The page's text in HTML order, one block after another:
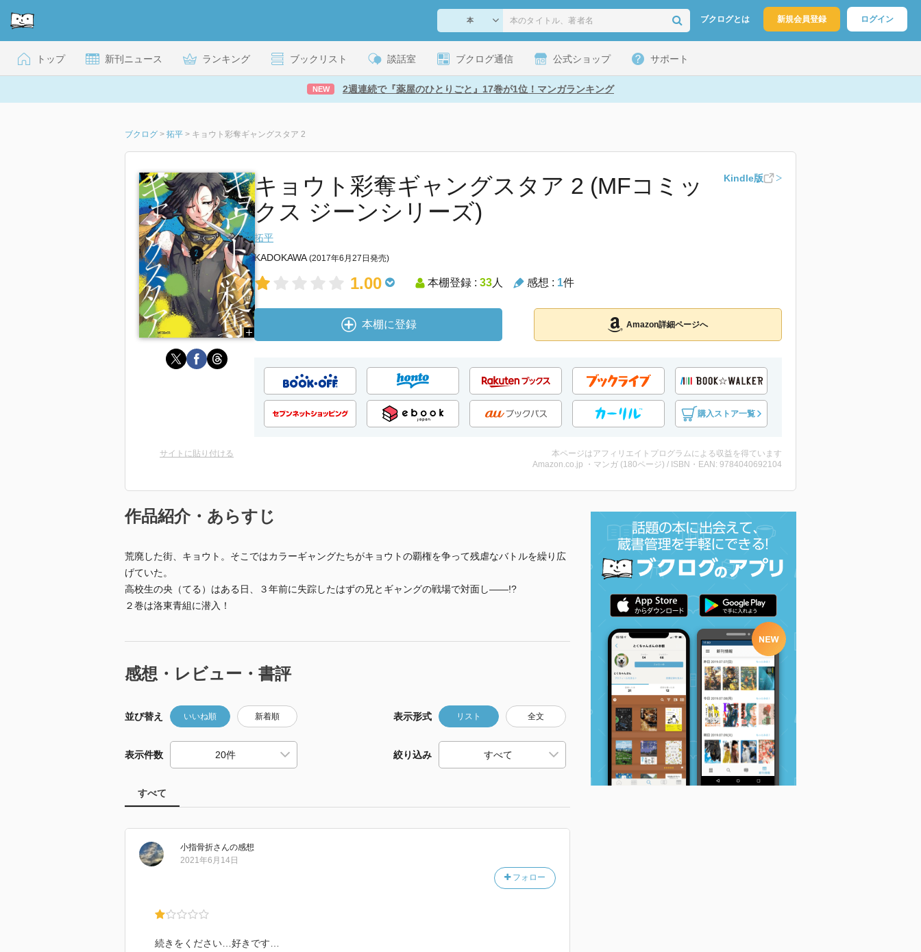
ブクログとは 新規会員登録 ログイン
トップ 新刊ニュース ランキング ブックリスト 談話室 ブクログ通信 公式ショップ サポート
NEW 2週連続で『薬屋のひとりごと』17巻が1位！マンガランキング
ブクログ > 拓平 > キョウト彩奪ギャングスタア 2
キョウト彩奪ギャングスタア 2 (MFコミッ
クス ジーンシリーズ)
Kindle版
拓平
KADOKAWA(2017年6月27日発売)
1.00 本棚登録 : 33人 感想 : 1件
本棚に登録 Amazon詳細ページへ
購入ストア一覧
サイトに貼り付ける
本ページはアフィリエイトプログラムによる収益を得ています
Amazon.co.jp ・マンガ (180ページ) / ISBN・EAN: 9784040692104
作品紹介・あらすじ
荒廃した街、キョウト。そこではカラーギャングたちがキョウトの覇権を争って残虐なバトルを繰り広
げていた。
高校生の央（てる）はある日、３年前に失踪したはずの兄とギャングの戦場で対面し――!?
２巻は洛東青組に潜入！
感想・レビュー・書評
並び替え いいね順 新着順 表示形式 リスト 全文
表示件数 絞り込み
すべて
小指骨折さんの感想
フォロー
2021年6月14日
続きをください…好きです…